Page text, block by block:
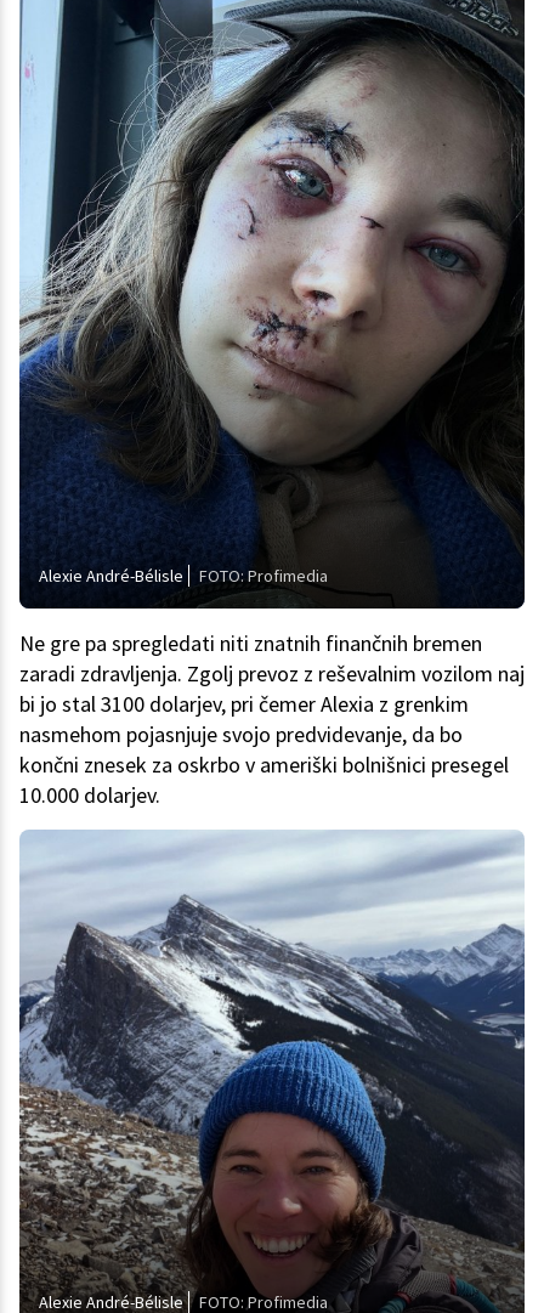
Alexie André-Bélisle FOTO: Profimedia
Ne gre pa spregledati niti znatnih finančnih bremen
zaradi zdravljenja. Zgolj prevoz z reševalnim vozilom naj
bi jo stal 3100 dolarjev, pri čemer Alexia z grenkim
nasmehom pojasnjuje svojo predvidevanje, da bo
končni znesek za oskrbo v ameriški bolnišnici presegel
10.000 dolarjev.
Alexie André-Bélisle FOTO: Profimedia